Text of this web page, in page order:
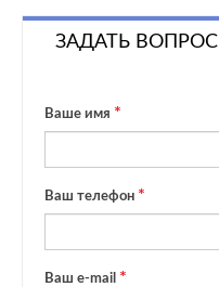
ЗАДАТЬ ВОПРОС
Ваше имя
Ваш телефон
Ваш e-mail